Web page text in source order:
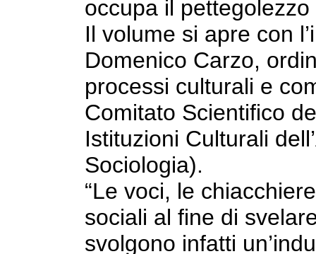
occupa il
Il volume si apre con
Domenico Carzo,
processi culturali e
Comitato Scientifico
Istituzioni Culturali
Sociologia).
“Le voci, le
sociali al fine di
svolgono infatti